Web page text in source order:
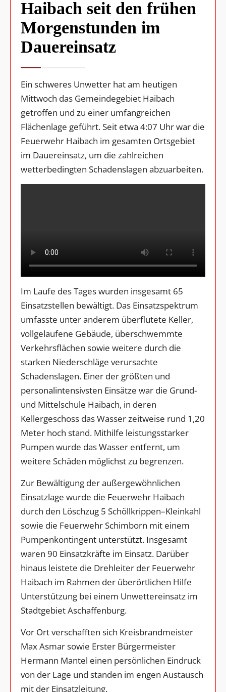
Haibach seit den frühen
Morgenstunden im
Dauereinsatz
Ein schweres Unwetter hat am heutigen
Mittwoch das Gemeindegebiet Haibach
getroffen und zu einer umfangreichen
Flächenlage geführt. Seit etwa 4:07 Uhr war die
Feuerwehr Haibach im gesamten Ortsgebiet
im Dauereinsatz, um die zahlreichen
wetterbedingten Schadenslagen abzuarbeiten.
Im Laufe des Tages wurden insgesamt 65
Einsatzstellen bewältigt. Das Einsatzspektrum
umfasste unter anderem überflutete Keller,
vollgelaufene Gebäude, überschwemmte
Verkehrsflächen sowie weitere durch die
starken Niederschläge verursachte
Schadenslagen. Einer der größten und
personalintensivsten Einsätze war die Grund-
und Mittelschule Haibach, in deren
Kellergeschoss das Wasser zeitweise rund 1,20
Meter hoch stand. Mithilfe leistungsstarker
Pumpen wurde das Wasser entfernt, um
weitere Schäden möglichst zu begrenzen.
Zur Bewältigung der außergewöhnlichen
Einsatzlage wurde die Feuerwehr Haibach
durch den Löschzug 5 Schöllkrippen–Kleinkahl
sowie die Feuerwehr Schimborn mit einem
Pumpenkontingent unterstützt. Insgesamt
waren 90 Einsatzkräfte im Einsatz. Darüber
hinaus leistete die Drehleiter der Feuerwehr
Haibach im Rahmen der überörtlichen Hilfe
Unterstützung bei einem Unwettereinsatz im
Stadtgebiet Aschaffenburg.
Vor Ort verschafften sich Kreisbrandmeister
Max Asmar sowie Erster Bürgermeister
Hermann Mantel einen persönlichen Eindruck
von der Lage und standen im engen Austausch
mit der Einsatzleitung.